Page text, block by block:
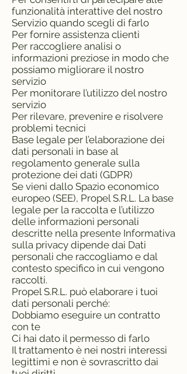
funzionalità interattive del nostro
Servizio quando scegli di farlo
Per fornire assistenza clienti
Per raccogliere analisi o
informazioni preziose in modo che
possiamo migliorare il nostro
servizio
Per monitorare l’utilizzo del nostro
servizio
Per rilevare, prevenire e risolvere
problemi tecnici
Base legale per l’elaborazione dei
dati personali in base al
regolamento generale sulla
protezione dei dati (GDPR)
Se vieni dallo Spazio economico
europeo (SEE), Propel S.R.L. La base
legale per la raccolta e l’utilizzo
delle informazioni personali
descritte nella presente Informativa
sulla privacy dipende dai Dati
personali che raccogliamo e dal
contesto specifico in cui vengono
raccolti.
Propel S.R.L. può elaborare i tuoi
dati personali perché:
Dobbiamo eseguire un contratto
con te
Ci hai dato il permesso di farlo
Il trattamento è nei nostri interessi
legittimi e non è sovrascritto dai